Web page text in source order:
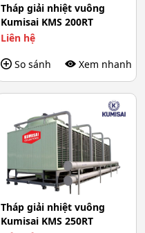
Tháp giải nhiệt vuông
Kumisai KMS 200RT
Liên hệ
So sánh
Xem nhanh
Tháp giải nhiệt vuông
Kumisai KMS 250RT